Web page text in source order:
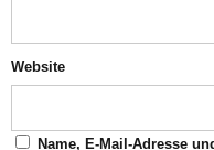
Website
Name, E-Mail-Adresse